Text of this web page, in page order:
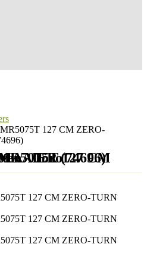
127 CM ZERO-
127 CM ZERO-TURN ZITMAAIER (74696)